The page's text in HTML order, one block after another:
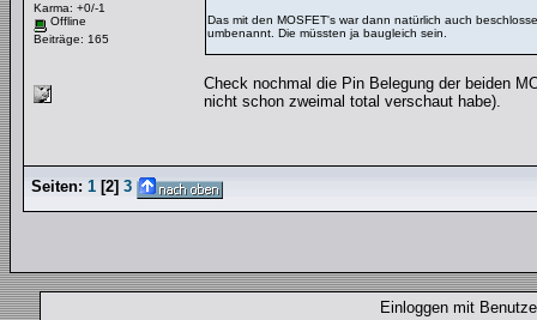
Karma: +0/-1
Offline
Beiträge: 165
Das mit den MOSFET's war dann natürlich auch
umbenannt. Die müssten ja baugleich sein.
Check nochmal die Pin Belegung der beiden
nicht schon zweimal total verschaut habe).
Seiten: 1 [2] 3
Einloggen mit